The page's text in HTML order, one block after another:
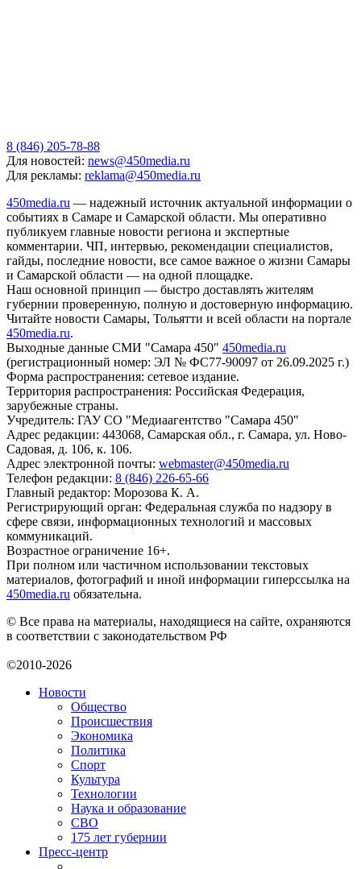
8 (846) 205-78-88
Для новостей: news@450media.ru
Для рекламы: reklama@450media.ru
450media.ru — надежный источник актуальной информации о
событиях в Самаре и Самарской области. Мы оперативно
публикуем главные новости региона и экспертные
комментарии. ЧП, интервью, рекомендации специалистов,
гайды, последние новости, все самое важное о жизни Самары
и Самарской области — на одной площадке.
Наш основной принцип — быстро доставлять жителям
губернии проверенную, полную и достоверную информацию.
Читайте новости Самары, Тольятти и всей области на портале
450media.ru.
Выходные данные СМИ "Самара 450" 450media.ru
(регистрационный номер: ЭЛ № ФС77-90097 от 26.09.2025 г.)
Форма распространения: сетевое издание.
Территория распространения: Российская Федерация,
зарубежные страны.
Учредитель: ГАУ СО "Медиаагентство "Самара 450"
Адрес редакции: 443068, Самарская обл., г. Самара, ул. Ново-
Садовая, д. 106, к. 106.
Адрес электронной почты: webmaster@450media.ru
Телефон редакции: 8 (846) 226-65-66
Главный редактор: Морозова К. А.
Регистрирующий орган: Федеральная служба по надзору в
сфере связи, информационных технологий и массовых
коммуникаций.
Возрастное ограничение 16+.
При полном или частичном использовании текстовых
материалов, фотографий и иной информации гиперссылка на
450media.ru обязательна.
© Все права на материалы, находящиеся на сайте, охраняются
в соответствии с законодательством РФ
©2010-2026
Новости
Общество
Происшествия
Экономика
Политика
Спорт
Культура
Технологии
Наука и образование
СВО
175 лет губернии
Пресс-центр